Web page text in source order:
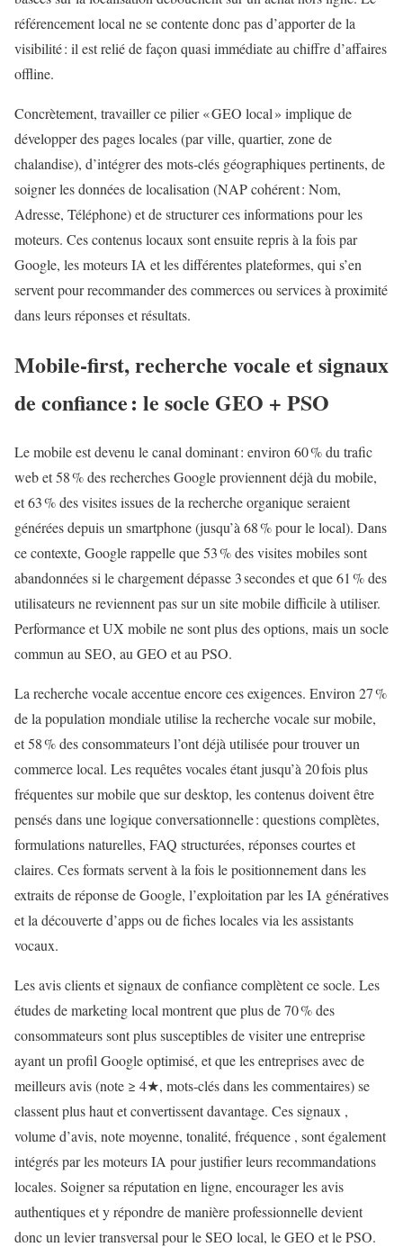
référencement local ne se contente donc pas d’apporter de la
visibilité : il est relié de façon quasi immédiate au chiffre d’affaires
offline.
Concrètement, travailler ce pilier « GEO local » implique de
développer des pages locales (par ville, quartier, zone de
chalandise), d’intégrer des mots‑clés géographiques pertinents, de
soigner les données de localisation (NAP cohérent : Nom,
Adresse, Téléphone) et de structurer ces informations pour les
moteurs. Ces contenus locaux sont ensuite repris à la fois par
Google, les moteurs IA et les différentes plateformes, qui s’en
servent pour recommander des commerces ou services à proximité
dans leurs réponses et résultats.
Mobile‑first, recherche vocale et signaux
de confiance : le socle GEO + PSO
Le mobile est devenu le canal dominant : environ 60 % du trafic
web et 58 % des recherches Google proviennent déjà du mobile,
et 63 % des visites issues de la recherche organique seraient
générées depuis un smartphone (jusqu’à 68 % pour le local). Dans
ce contexte, Google rappelle que 53 % des visites mobiles sont
abandonnées si le chargement dépasse 3 secondes et que 61 % des
utilisateurs ne reviennent pas sur un site mobile difficile à utiliser.
Performance et UX mobile ne sont plus des options, mais un socle
commun au SEO, au GEO et au PSO.
La recherche vocale accentue encore ces exigences. Environ 27 %
de la population mondiale utilise la recherche vocale sur mobile,
et 58 % des consommateurs l’ont déjà utilisée pour trouver un
commerce local. Les requêtes vocales étant jusqu’à 20 fois plus
fréquentes sur mobile que sur desktop, les contenus doivent être
pensés dans une logique conversationnelle : questions complètes,
formulations naturelles, FAQ structurées, réponses courtes et
claires. Ces formats servent à la fois le positionnement dans les
extraits de réponse de Google, l’exploitation par les IA génératives
et la découverte d’apps ou de fiches locales via les assistants
vocaux.
Les avis clients et signaux de confiance complètent ce socle. Les
études de marketing local montrent que plus de 70 % des
consommateurs sont plus susceptibles de visiter une entreprise
ayant un profil Google optimisé, et que les entreprises avec de
meilleurs avis (note ≥ 4★, mots‑clés dans les commentaires) se
classent plus haut et convertissent davantage. Ces signaux ,
volume d’avis, note moyenne, tonalité, fréquence , sont également
intégrés par les moteurs IA pour justifier leurs recommandations
locales. Soigner sa réputation en ligne, encourager les avis
authentiques et y répondre de manière professionnelle devient
donc un levier transversal pour le SEO local, le GEO et le PSO.